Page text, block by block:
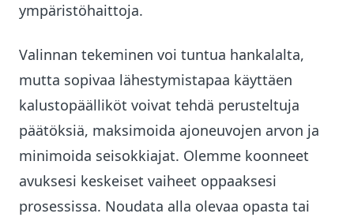
ympäristöhaittoja.
Valinnan tekeminen voi tuntua hankalalta,
mutta sopivaa lähestymistapaa käyttäen
kalustopäälliköt voivat tehdä perusteltuja
päätöksiä, maksimoida ajoneuvojen arvon ja
minimoida seisokkiajat. Olemme koonneet
avuksesi keskeiset vaiheet oppaaksesi
prosessissa. Noudata alla olevaa opasta tai